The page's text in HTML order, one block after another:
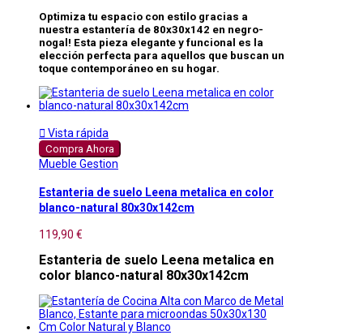
Optimiza tu espacio con estilo gracias a
nuestra estantería de 80x30x142 en negro-
nogal! Esta pieza elegante y funcional es la
elección perfecta para aquellos que buscan un
toque contemporáneo en su hogar.
 Vista rápida
Compra Ahora
Mueble Gestion
Estanteria de suelo Leena metalica en color
blanco-natural 80x30x142cm
119,90 €
Estanteria de suelo Leena metalica en
color blanco-natural 80x30x142cm